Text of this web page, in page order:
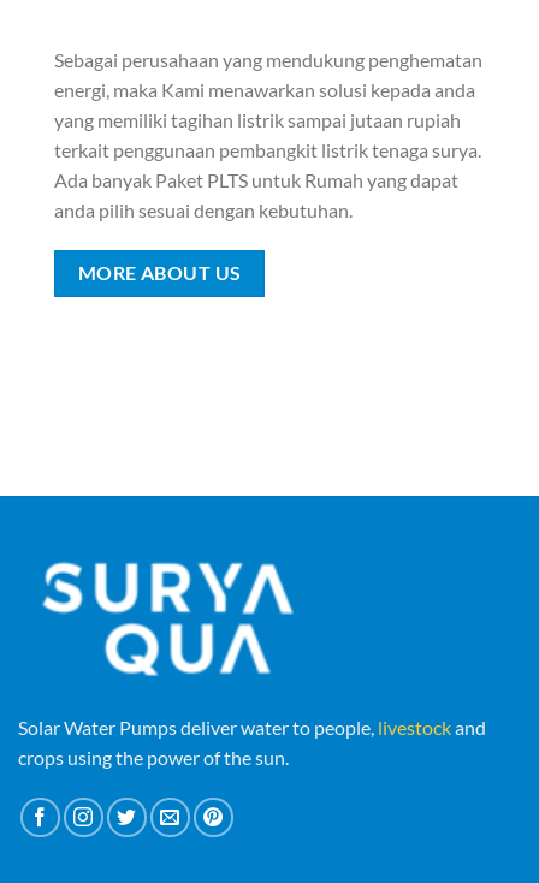
Sebagai perusahaan yang mendukung penghematan
energi, maka Kami menawarkan solusi kepada anda
yang memiliki tagihan listrik sampai jutaan rupiah
terkait penggunaan pembangkit listrik tenaga surya.
Ada banyak Paket PLTS untuk Rumah yang dapat
anda pilih sesuai dengan kebutuhan.
MORE ABOUT US
Solar Water Pumps deliver water to people, livestockand
crops using the power of the sun.